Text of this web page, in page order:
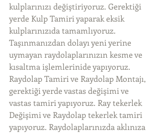
kulplarınızı değiştiriyoruz. Gerektiği
yerde Kulp Tamiri yaparak eksik
kulplarınızıda tamamlıyoruz.
Taşınmanızdan dolayı yeni yerine
uymayan raydolaplarınızın kesme ve
kısaltma işlemlerinide yapıyoruz.
Raydolap Tamiri ve Raydolap Montajı,
gerektiği yerde vastas değişimi ve
vastas tamiri yapıyoruz. Ray tekerlek
Değişimi ve Raydolap tekerlek tamiri
yapıyoruz. Raydolaplarınızda aklınıza